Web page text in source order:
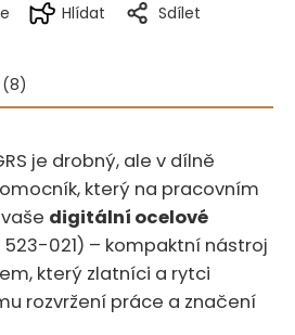
Hlídat Sdílet
(8)
je drobný, ale v dílně
který na pracovním
digitální ocelové
523-021) – kompaktní nástroj
který zlatníci a rytci
rozvržení práce a značení